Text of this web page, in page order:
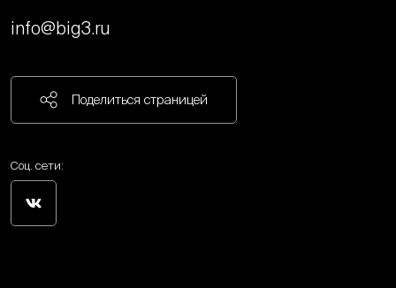
info@big3.ru
Поделиться страницей
Соц. сети: